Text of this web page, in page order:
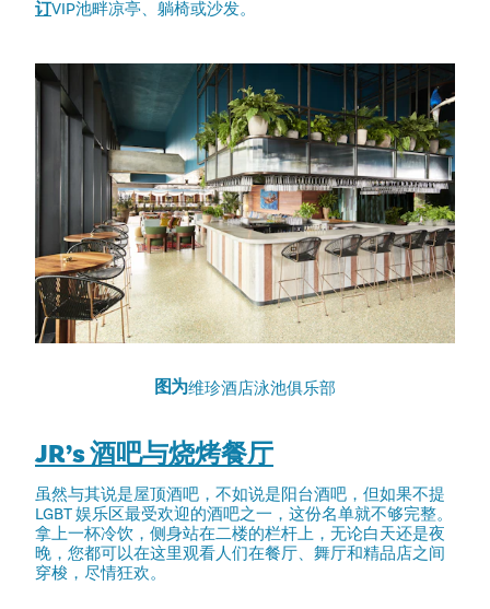
订VIP池畔凉亭、躺椅或沙发。
图为维珍酒店泳池俱乐部
JR’s 酒吧与烧烤餐厅
虽然与其说是屋顶酒吧，不如说是阳台酒吧，但如果不提
LGBT 娱乐区最受欢迎的酒吧之一，这份名单就不够完整。
拿上一杯冷饮，侧身站在二楼的栏杆上，无论白天还是夜
晚，您都可以在这里观看人们在餐厅、舞厅和精品店之间
穿梭，尽情狂欢。